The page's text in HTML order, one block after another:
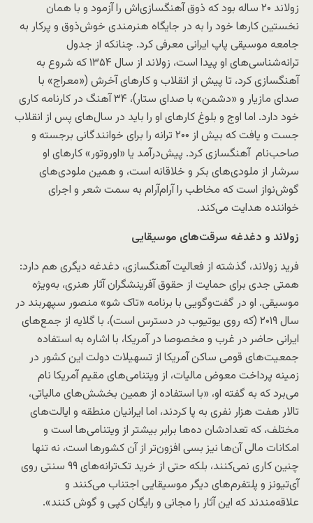
زولاند ۲۰ ساله بود که ذوق آهنگسازی‌اش را آزمود و با همان
نخستین کارها خود را به در جایگاه هنرمندی خوش‌ذوق و پرکار به
جامعه موسیقی پاپ ایرانی معرفی کرد. چنانکه از جدول
ترانه‌شناسی‌های او پیدا است، زولاند از سال ۱۳۵۴ که شروع به
آهنگسازی کرد، تا پیش از انقلاب و کارهای آخرش («معراج» با
صدای مازیار و «دشمن» با صدای ستار)، ۳۴ آهنگ در کارنامه کاری
خود دارد. اما اوج و بلوغ کارهای او را باید در سال‌های پس از انقلاب
جست و یافت که بیش از ۲۰۰ ترانه را برای خوانندگانی برجسته و
صاحب‌نام آهنگسازی کرد. پیش‌درآمد یا «اوروتور» کارهای او
سرشار از ملودی‌های بکر و خلاقانه است، و همین ملودی‌های
گوش‌نواز است که مخاطب را آرام‌آرام به سمت شعر و اجرای
خواننده هدایت می‌کند.
زولاند و دغدغه سرقت‌های موسیقایی
فرید زولاند، گذشته از فعالیت آهنگسازی، دغدغه دیگری هم دارد:
همتی جدی برای حمایت از حقوق آفرینشگران آثار هنری، به‌ویژه
موسیقی. او در گفت‌وگویی با برنامه «تاک شو» منصور سپهربند در
سال ۲۰۱۹ (که روی یوتیوب در دسترس است)، با گلایه از جمع‌های
ایرانی حاضر در غرب و مخصوصا در آمریکا، با اشاره به استفاده
جمعیت‌های قومی ساکن آمریکا از تسهیلات دولت این کشور در
زمینه پرداخت معوض مالیات، از ویتنامی‌های مقیم آمریکا نام
می‌برد که به گفته او، «با استفاده از همین بخشش‌های مالیاتی،
تالار هفت هزار نفری به پا کردند، اما ایرانیان منطقه و ایالت‌های
مختلف، که تعدادشان ده‌ها برابر بیشتر از ویتنامی‌ها است و
امکانات مالی آن‌ها نیز بسی افزون‌تر از آن کشورها است، نه تنها
چنین کاری نمی‌کنند، بلکه حتی از خرید تک‌ترانه‌‌های ۹۹ سنتی روی
آی‌تیونز و پلتفرم‌های دیگر موسیقایی اجتناب می‌کنند و
علاقه‌مندند که این آثار را مجانی و رایگان کپی و گوش کنند».